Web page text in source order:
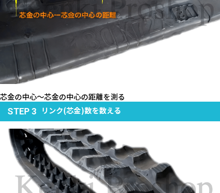
芯金の中心～芯金の中心の距離を測る
STEP 3
リンク(芯金)数を数える